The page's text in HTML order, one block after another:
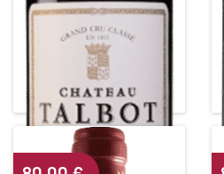
CHÂTEAU TALBOT
4ième Grand Cru Classé
Red • 2015
SAINT-JULIEN
Alcohol content : 13,5°